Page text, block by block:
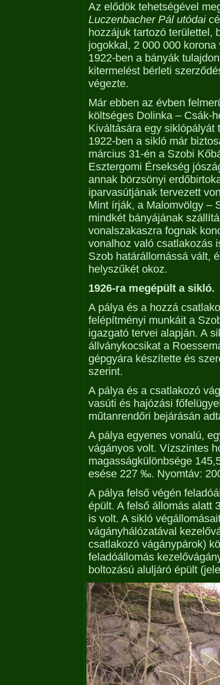
Az elődök tehetségével
Luczenbacher Pál utódai
hozzájuk tartozó területtel,
jogokkal, 2 000 000 korona
1922-ben a bányák
kitermelést bérleti
végezte.
Már ebben az évben
költséges Dolinka – Csák-
Kiváltására egy siklópályát
1922-ben a sikló már
március 31-én a Szobi
Esztergomi Érsekség
annak börzsönyi
iparvasútjának tervezett
Mint írják, a Malomvölgy –
mindkét bányájának
vonalszakaszra fognak
vonalhoz való csatlakozás
Szob határállomássá vált,
helyszűkét okoz.
1926-ra megépült a sikló.
A pálya és a hozzá
felépítményi munkáit a
igazgató tervei alapján. A
állványkocsikat a
gépgyára készítette és
szerint.
A pálya és a csatlakozó
vasúti és hajózási
műtanrendőri bejárásán
A pálya egyenes vonalú,
vágányos volt. Vízszintes
magasságkülönbsége
esése 227 ‰. Nyomtáv:
A pálya felső végén
épült. A felső állomás alatt
is volt. A sikló
vágányhálózatával
csatlakozó vágánypárok)
feladóállomás
boltozású aluljáró épült